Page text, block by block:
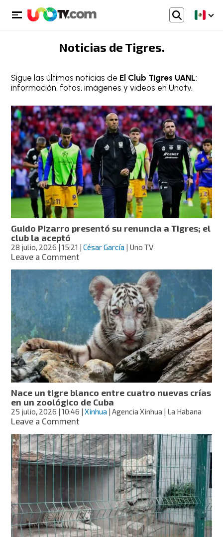
Noticias de Tigres.
Sigue las últimas noticias de El Club Tigres UANL:
información, fotos, imágenes y videos en Unotv.
Guido Pizarro presentó su renuncia a Tigres; el
club la aceptó
28 julio, 2026 | 15:21 |César García | Uno TV
Leave a Commenton
Pizarro
presentó
renuncia
Tigres;
el
club
la
aceptó
Nace un tigre blanco entre cuatro nuevas crías
en un zoológico de Cuba
25 julio, 2026 | 10:46 |Xinhua | Agencia Xinhua | La Habana
Leave a Commenton
un
tigre
blanco
cuatro
crías
en
un
zoológico